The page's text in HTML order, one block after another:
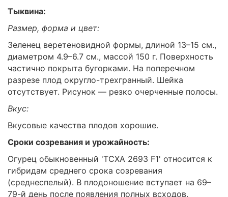
Тыквина:
Размер, форма и цвет:
Зеленец веретеновидной формы, длиной 13–15 см.,
диаметром 4.9–6.7 см., массой 150 г. Поверхность
частично покрыта бугорками. На поперечном
разрезе плод округло-трехгранный. Шейка
отсутствует. Рисунок — резко очерченные полосы.
Вкус:
Вкусовые качества плодов хорошие.
Сроки созревания и урожайность:
Огурец обыкновенный 'ТСХА 2693 F1' относится к
гибридам среднего срока созревания
(среднеспелый). В плодоношение вступает на 69–
79-й день после появления полных всходов.